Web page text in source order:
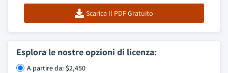
Scarica Il PDF Gratuito
Esplora le nostre opzioni di licenza:
A partire da: $2,450